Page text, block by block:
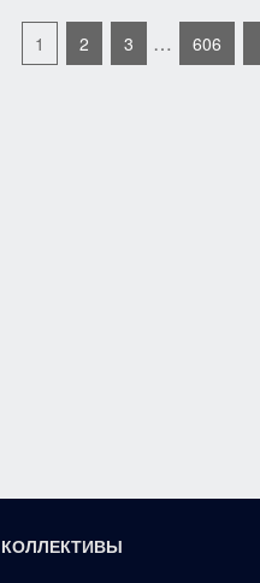
1 2 3 … 606
КОЛЛЕКТИВЫ